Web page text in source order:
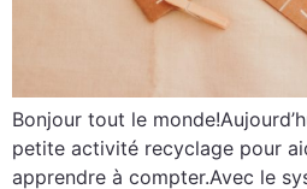
Bonjour tout le
petite activité recyclage pour
apprendre à compter.Avec le